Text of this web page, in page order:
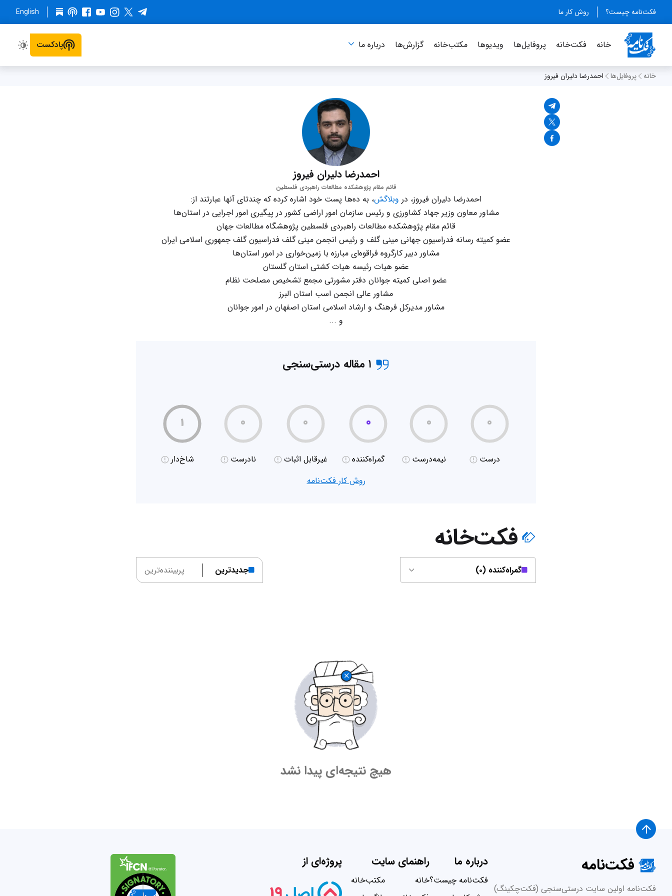
فکت‌نامه چیست؟ روش کار ما English
خانه فکت‌خانه پروفایل‌ها ویدیو‌ها مکتب‌خانه گزارش‌ها درباره‌ ما پادکست
خانه پروفایل‌ها احمدرضا دلیران فیروز
احمدرضا دلیران فیروز
قائم مقام پژوهشکده مطالعات راهبردی فلسطین
احمدرضا دلیران فیروز، در وبلاگش، به ده‌ها پست خود اشاره کرده که چندتای آنها عبارتند از:
مشاور معاون وزیر جهاد کشاورزی و رئیس سازمان امور اراضی کشور در پیگیری امور اجرایی در استان‌ها
قائم مقام پژوهشکده مطالعات راهبردی فلسطین پژوهشگاه مطالعات جهان
عضو کمیته رسانه فدراسیون جهانی مینی گلف و رئیس انجمن مینی گلف فدراسیون گلف جمهوری اسلامی ایران
مشاور دبیر کارگروه فراقوه‌ای مبارزه با زمین‌خواری در امور استان‌ها
عضو هیات رئیسه هیات کشتی استان گلستان
عضو اصلی کمیته جوانان دفتر مشورتی مجمع تشخیص مصلحت نظام
مشاور عالی انجمن اسب استان البرز
مشاور مدیرکل فرهنگ و ارشاد اسلامی استان اصفهان در امور جوانان
و ...
۱ مقاله درستی‌سنجی
۰
درست
۰
نیمه‌درست
۰
گمراه‌کننده
۰
غیر‌قابل اثبات
۰
نادرست
۱
شاخ‌دار
روش کار فکت‌نامه
فکت‌خانه
گمراه‌کننده (۰) جدیدترین پربیننده‌ترین
هیچ نتیجه‌ای پیدا نشد
فکت‌نامه
فکت‌نامه اولین سایت درستی‌سنجی (فکت‌چکینگ)
درباره ما
فکت‌نامه چیست؟
راهنمای سایت
خانه
مکتب‌خانه
پروژه‌ای از